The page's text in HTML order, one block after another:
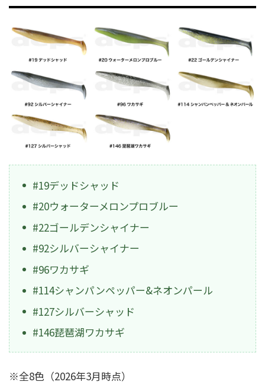
#19デッドシャッド
#20ウォーターメロンプロブルー
#22ゴールデンシャイナー
#92シルバーシャイナー
#96ワカサギ
#114シャンパンペッパー&ネオンパール
#127シルバーシャッド
#146琵琶湖ワカサギ
※全8色（2026年3月時点）